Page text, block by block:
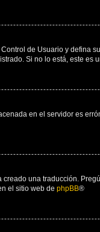
de Usuario y defina
Si no lo está, este es
en el servidor es
una traducción.
el sitio web de phpBB®